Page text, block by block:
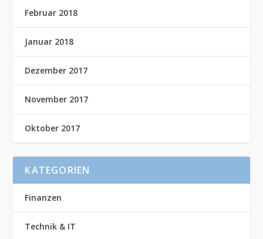
Februar 2018
Januar 2018
Dezember 2017
November 2017
Oktober 2017
KATEGORIEN
Finanzen
Technik & IT